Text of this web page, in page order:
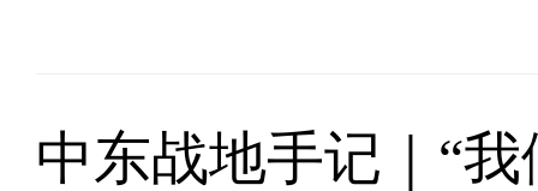
中东战地手记｜“